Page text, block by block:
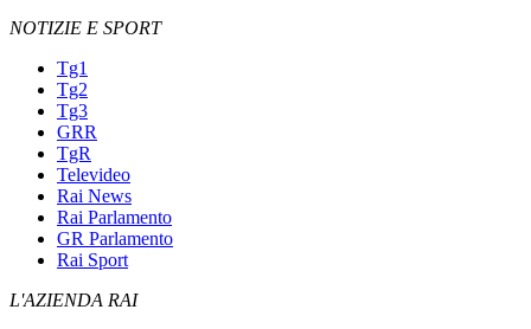
NOTIZIE E SPORT
Tg1
Tg2
Tg3
GRR
TgR
Televideo
Rai News
Rai Parlamento
GR Parlamento
Rai Sport
L'AZIENDA RAI